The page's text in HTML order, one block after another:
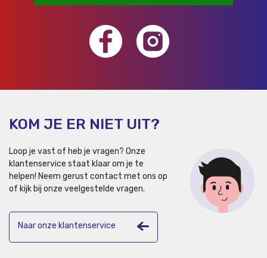
KOM JE ER NIET UIT?
Loop je vast of heb je vragen? Onze
klantenservice staat klaar om je te
helpen! Neem gerust contact met ons op
of kijk bij onze veelgestelde vragen.
Naar onze klantenservice